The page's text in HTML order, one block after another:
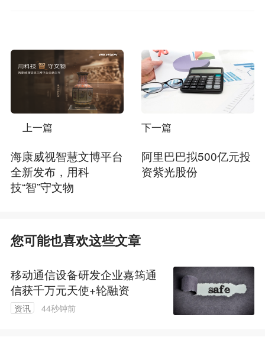
上一篇
海康威视智慧文博平台
全新发布，用科
技“智”守文物
下一篇
阿里巴巴拟500亿元投
资紫光股份
您可能也喜欢这些文章
移动通信设备研发企业嘉筠通
信获千万元天使+轮融资
资讯 44秒钟前